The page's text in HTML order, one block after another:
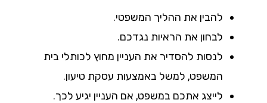
להבין את ההליך המשפטי.
לבחון את הראיות נגדכם.
לנסות להסדיר את העניין מחוץ לכותלי בית
המשפט, למשל באמצעות עסקת טיעון.
לייצג אתכם במשפט, אם העניין יגיע לכך.